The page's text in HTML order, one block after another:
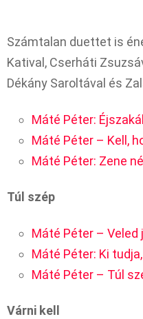
Számtalan duettet is
Katival, Cserháti
Dékány Saroltával és
Máté Péter:
Máté Péter – Kell,
Máté Péter: Zene
Túl szép
Máté Péter – Veled
Máté Péter: Ki
Máté Péter – Túl
Várni kell